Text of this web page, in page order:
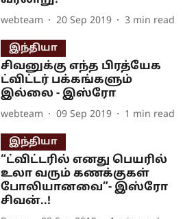
webteam 20 Sep 2019 3 min read
இந்தியா
சிவனுக்கு எந்த பிரத்யேக
ட்விட்டர் பக்கங்களும்
இல்லை - இஸ்ரோ
webteam 09 Sep 2019 1 min read
இந்தியா
“ட்விட்டரில் எனது பெயரில்
உலா வரும் கணக்குகள்
போலியானவை”- இஸ்ரோ
சிவன்..!